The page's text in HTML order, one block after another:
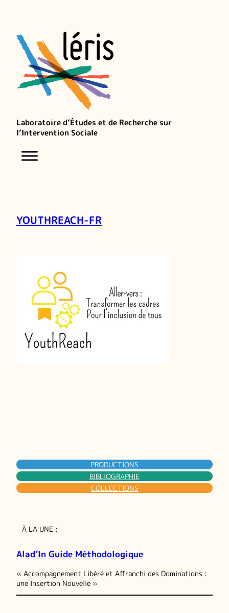
Laboratoire d’Études et de Recherche sur
l’Intervention Sociale
YOUTHREACH-FR
PRODUCTIONS
BIBLIOGRAPHIE
COLLECTIONS
À LA UNE :
Alad’In Guide Méthodologique
« Accompagnement Libéré et Affranchi des Dominations :
une Insertion Nouvelle »